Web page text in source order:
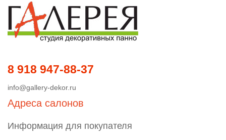
8 918 947-88-37
info@gallery-dekor.ru
Адреса салонов
Информация для покупателя